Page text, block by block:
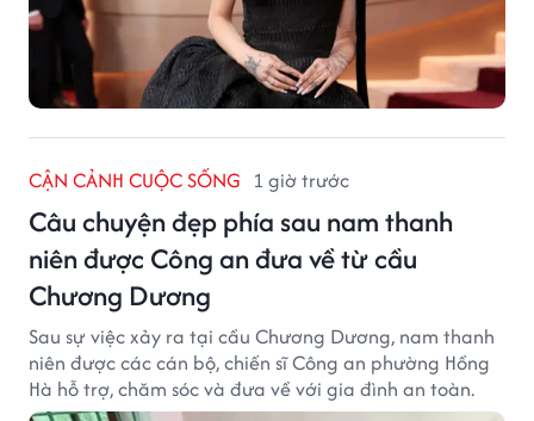
CẬN CẢNH CUỘC SỐNG 1 giờ trước
Câu chuyện đẹp phía sau nam thanh
niên được Công an đưa về từ cầu
Chương Dương
Sau sự việc xảy ra tại cầu Chương Dương, nam thanh
niên được các cán bộ, chiến sĩ Công an phường Hồng
Hà hỗ trợ, chăm sóc và đưa về với gia đình an toàn.